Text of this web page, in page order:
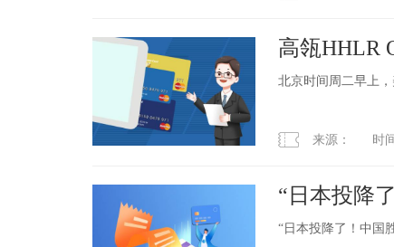
高瓴HHLR
股
北京时间周二早上
来源： 时间
“日本投降
今天，日
“日本投降了！中国